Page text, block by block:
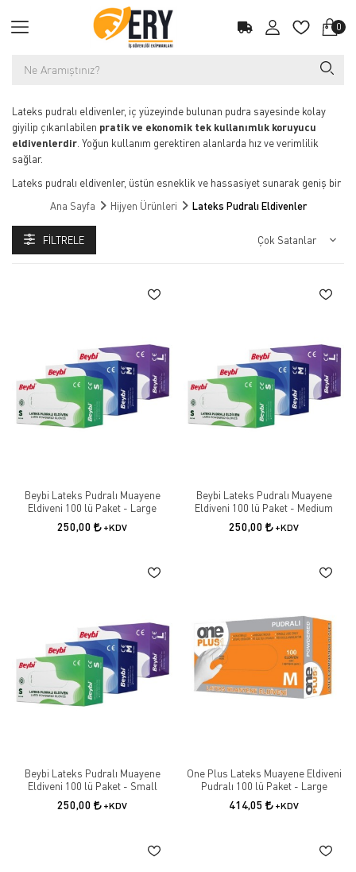
0
Lateks pudralı eldivenler, iç yüzeyinde bulunan pudra sayesinde kolay
giyilip çıkarılabilen pratik ve ekonomik tek kullanımlık koruyucu
eldivenlerdir . Yoğun kullanım gerektiren alanlarda hız ve verimlilik
sağlar.
Lateks pudralı eldivenler, üstün esneklik ve hassasiyet sunarak geniş bir
kullanım alanına sahiptir. Sağlık sektörü, gıda hizmetleri, laboratuvar
çalışmaları ve temizlik gibi farklı alanlarda güvenilir bir koruma sağlar.
olanak tanır, bu da yoğun tempolu çalışma ortamlarında büyük avantaj
Dayanıklı ve doğal lateks malzemeden üretilen eldivenler, uzun süreli
kullanımda dahi yüksek performans gösterir. Kullanıcıya hem konfor hem
için ideal bir tercihtir.
Ana Sayfa Hijyen Ürünleri Lateks Pudralı Eldivenler
FILTRELE
Beybi Lateks Pudralı Muayene
Eldiveni 100 lü Paket - Large
250,00 +KDV
Beybi Lateks Pudralı Muayene
Eldiveni 100 lü Paket - Medium
250,00 +KDV
Beybi Lateks Pudralı Muayene
Eldiveni 100 lü Paket - Small
250,00 +KDV
One Plus Lateks Muayene Eldiveni
Pudralı 100 lü Paket - Large
414,05 +KDV